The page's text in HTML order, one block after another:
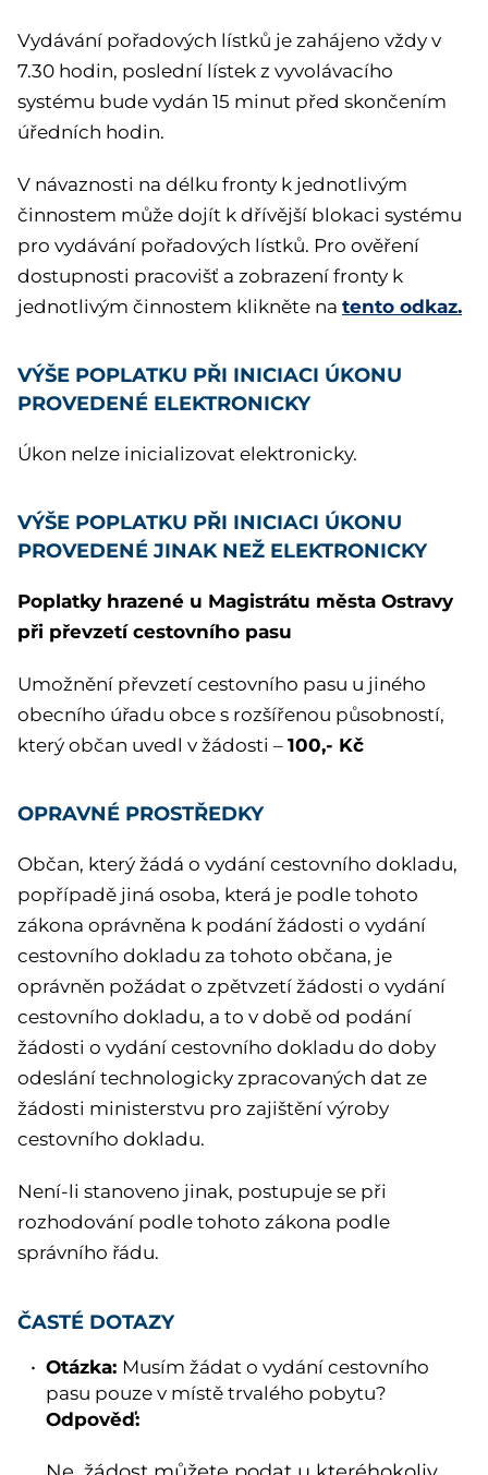
Vydávání pořadových lístků je zahájeno vždy v
7.30 hodin, poslední lístek z vyvolávacího
systému bude vydán 15 minut před skončením
úředních hodin.
V návaznosti na délku fronty k jednotlivým
činnostem může dojít k dřívější blokaci systému
pro vydávání pořadových lístků. Pro ověření
dostupnosti pracovišť a zobrazení fronty k
jednotlivým činnostem klikněte na tento odkaz.
VÝŠE POPLATKU PŘI INICIACI ÚKONU
PROVEDENÉ ELEKTRONICKY
Úkon nelze inicializovat elektronicky.
VÝŠE POPLATKU PŘI INICIACI ÚKONU
PROVEDENÉ JINAK NEŽ ELEKTRONICKY
Poplatky hrazené u Magistrátu města Ostravy
při převzetí cestovního pasu
Umožnění převzetí cestovního pasu u jiného
obecního úřadu obce s rozšířenou působností,
který občan uvedl v žádosti – 100,- Kč
OPRAVNÉ PROSTŘEDKY
Občan, který žádá o vydání cestovního dokladu,
popřípadě jiná osoba, která je podle tohoto
zákona oprávněna k podání žádosti o vydání
cestovního dokladu za tohoto občana, je
oprávněn požádat o zpětvzetí žádosti o vydání
cestovního dokladu, a to v době od podání
žádosti o vydání cestovního dokladu do doby
odeslání technologicky zpracovaných dat ze
žádosti ministerstvu pro zajištění výroby
cestovního dokladu.
Není-li stanoveno jinak, postupuje se při
rozhodování podle tohoto zákona podle
správního řádu.
ČASTÉ DOTAZY
Otázka: Musím žádat o vydání cestovního
pasu pouze v místě trvalého pobytu?
Odpověď: